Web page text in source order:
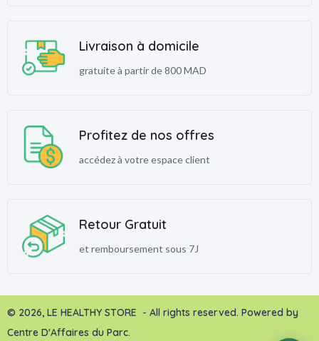
Livraison à domicile
gratuite à partir de 800 MAD
Profitez de nos offres
accédez à votre espace client
Retour Gratuit
et remboursement sous 7J
© 2026, LE HEALTHY STORE - All rights reserved. Powered by
Centre D'Affaires du Parc.